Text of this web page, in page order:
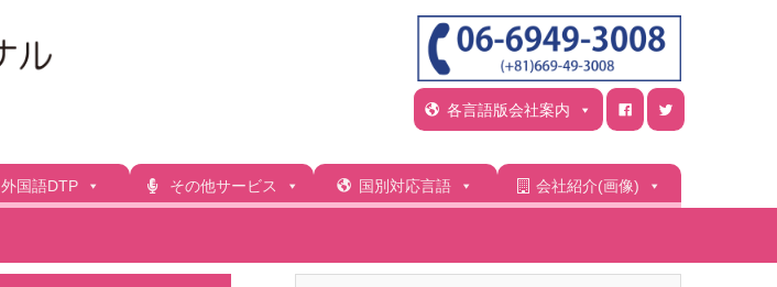
各言語版会社案内
外国語DTP その他サービス 国別対応言語 会社紹介(画像)